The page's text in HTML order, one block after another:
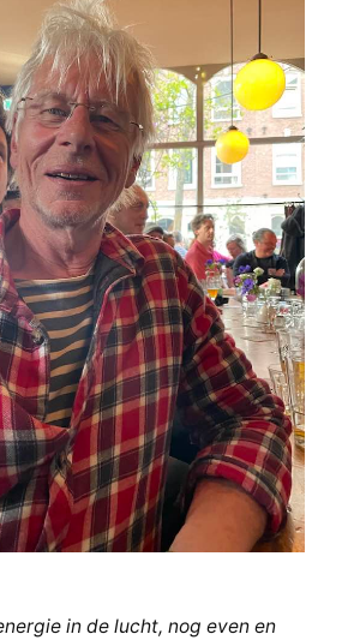
hoe
in
het
oplichtende
verleden
het
dorp
er
zo
verlaten
bij
lag…
in de lucht, nog even en